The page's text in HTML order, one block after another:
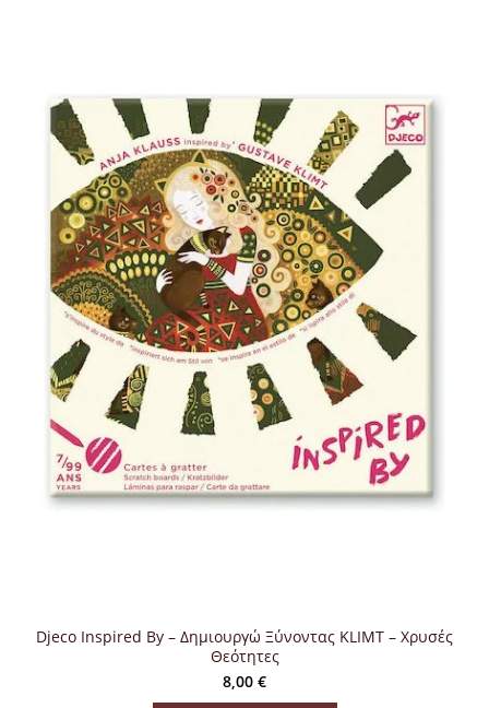
Djeco Inspired By – Δημιουργώ Ξύνοντας KLIMT – Χρυσές
Θεότητες
8,00 €